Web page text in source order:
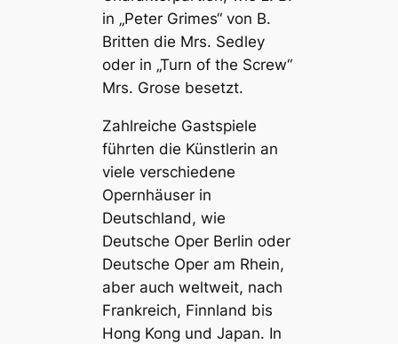
in „Peter Grimes“ von B.
Britten die Mrs. Sedley
oder in „Turn of the Screw“
Mrs. Grose besetzt.
Zahlreiche Gastspiele
führten die Künstlerin an
viele verschiedene
Opernhäuser in
Deutschland, wie
Deutsche Oper Berlin oder
Deutsche Oper am Rhein,
aber auch weltweit, nach
Frankreich, Finnland bis
Hong Kong und Japan. In